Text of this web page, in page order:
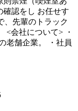
確認をし お任せす
、先輩のトラック
<会社について> ・
老舗企業。 ・社員